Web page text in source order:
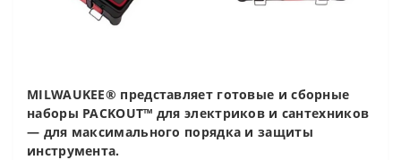
MILWAUKEE® представляет готовые и сборные
наборы PACKOUT™ для электриков и сантехников
— для максимального порядка и защиты
инструмента.